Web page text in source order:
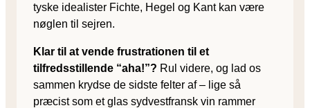
tyske idealister Fichte, Hegel og Kant kan være
nøglen til sejren.
Klar til at vende frustrationen til et
tilfredsstillende “aha!”? Rul videre, og lad os
sammen krydse de sidste felter af – lige så
præcist som et glas sydvestfransk vin rammer